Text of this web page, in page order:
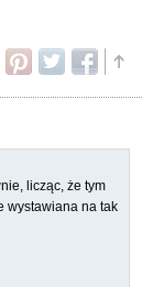
licząc, że tym
wystawiana na tak